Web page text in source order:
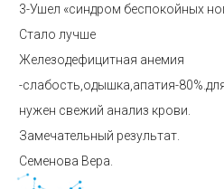
3-Ушел «синдром беспокойных
Стало лучше
Железодефицитная анемия
-слабость,одышка,апатия-
нужен свежий анализ крови.
Замечательный результат.
Семенова Вера.